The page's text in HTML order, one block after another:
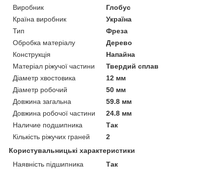
Виробник
Глобус
Країна виробник
Україна
Тип
Фреза
Обробка матеріалу
Дерево
Конструкція
Напайна
Матеріал ріжучої частини
Твердий сплав
Діаметр хвостовика
12 мм
Діаметр робочий
50 мм
Довжина загальна
59.8 мм
Довжина робочої частини
24.8 мм
Наличие подшипника
Так
Кількість ріжучих граней
2
Користувальницькі характеристики
Наявність підшипника
Так